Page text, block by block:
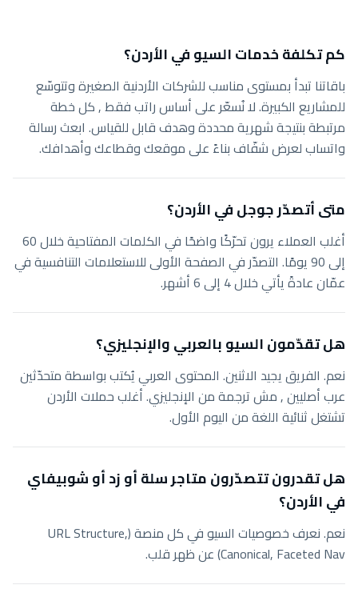
كم تكلفة خدمات السيو في الأردن؟
باقاتنا تبدأ بمستوى مناسب للشركات الأردنية الصغيرة وتتوسّع
للمشاريع الكبيرة. لا نُسعّر على أساس راتب فقط , كل خطة
مرتبطة بنتيجة شهرية محددة وهدف قابل للقياس. ابعث رسالة
واتساب لعرض شفّاف بناءً على موقعك وقطاعك وأهدافك.
متى أتصدّر جوجل في الأردن؟
أغلب العملاء يرون تحرّكًا واضحًا في الكلمات المفتاحية خلال 60
إلى 90 يومًا. التصدّر في الصفحة الأولى للاستعلامات التنافسية في
عمّان عادةً يأتي خلال 4 إلى 6 أشهر.
هل تقدّمون السيو بالعربي والإنجليزي؟
نعم. الفريق يجيد الاثنين. المحتوى العربي يُكتب بواسطة متحدّثين
عرب أصليين , مش ترجمة من الإنجليزي. أغلب حملات الأردن
تشتغل ثنائية اللغة من اليوم الأول.
هل تقدرون تتصدّرون متاجر سلة أو زد أو شوبيفاي
في الأردن؟
نعم. نعرف خصوصيات السيو في كل منصة (URL Structure,
Canonical, Faceted Nav) عن ظهر قلب.